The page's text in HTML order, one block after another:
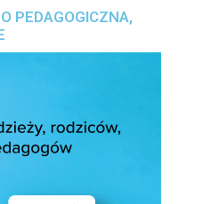
PEDAGOGICZNA,